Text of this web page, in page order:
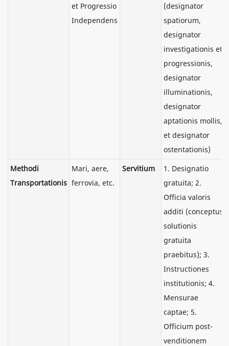
et Progressio
Independens
(designator
spatiorum,
designator
investigationis et
progressionis,
designator
illuminationis,
designator
aptationis mollis,
et designator
ostentationis)
Methodi
Transportationis
Mari, aere,
ferrovia, etc.
Servitium
1. Designatio
gratuita; 2.
Officia valoris
additi (conceptus
solutionis
gratuita
praebitus); 3.
Instructiones
institutionis; 4.
Mensurae
captae; 5.
Officium post-
venditionem